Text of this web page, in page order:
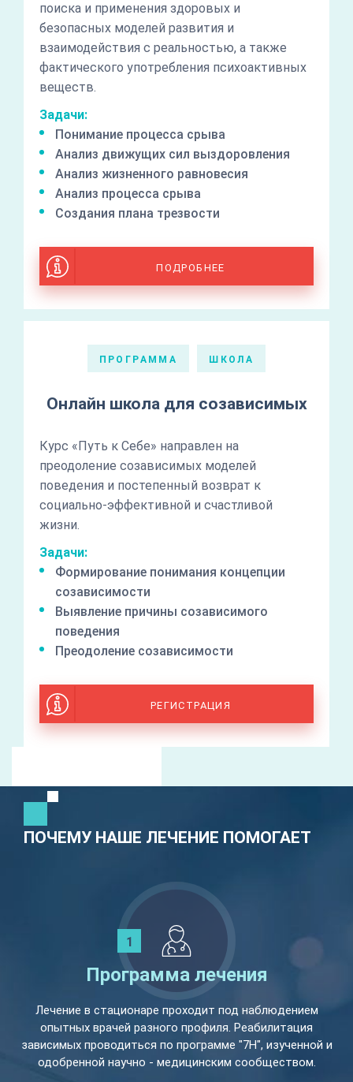
поиска и применения здоровых и
безопасных моделей развития и
взаимодействия с реальностью, а также
фактического употребления психоактивных
веществ.
Задачи:
Понимание процесса срыва
Анализ движущих сил выздоровления
Анализ жизненного равновесия
Анализ процесса срыва
Создания плана трезвости
ПОДРОБНЕЕ
ПРОГРАММА ШКОЛА
Онлайн школа для созависимых
Курс «Путь к Себе» направлен на
преодоление созависимых моделей
поведения и постепенный возврат к
социально-эффективной и счастливой
жизни.
Задачи:
Формирование понимания концепции
созависимости
Выявление причины созависимого
поведения
Преодоление созависимости
РЕГИСТРАЦИЯ
ПОЧЕМУ НАШЕ ЛЕЧЕНИЕ ПОМОГАЕТ
Программа лечения
Лечение в стационаре проходит под наблюдением
опытных врачей разного профиля. Реабилитация
зависимых проводиться по программе "7Н", изученной и
одобренной научно - медицинским сообществом.